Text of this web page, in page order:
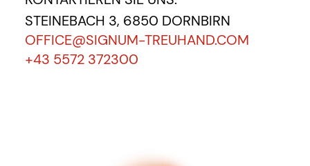
STEINEBACH 3, 6850 DORNBIRN
OFFICE@SIGNUM-TREUHAND.COM
+43 5572 372300